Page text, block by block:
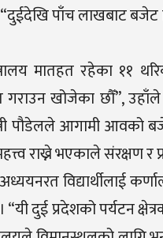
पाँच लाखबाट
मातहत रहेका ११
खोजेका छौँ”,
पौडेलले आगामी आवको
राख्ने भएकाले संरक्षण र
विद्यार्थीलाई
दुई प्रदेशको पर्यटन